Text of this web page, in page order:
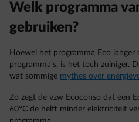
Welk programma
gebruiken?
Hoewel het programma Eco langer
programma’s, is het toch zuiniger.
wat sommige mythes over
Zo zegt de vzw Ecoconso dat een
60°C de helft minder elektriciteit